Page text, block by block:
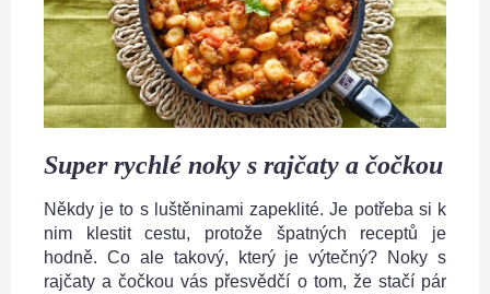
Super rychlé noky s rajčaty a čočkou
Někdy je to s luštěninami zapeklité. Je potřeba si k
nim klestit cestu, protože špatných receptů je
hodně. Co ale takový, který je výtečný? Noky s
rajčaty a čočkou vás přesvědčí o tom, že stačí pár